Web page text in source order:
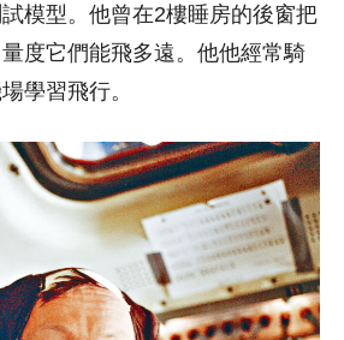
模型。他曾在2樓睡房的後窗把
度它們能飛多遠。他他經常騎
學習飛行。